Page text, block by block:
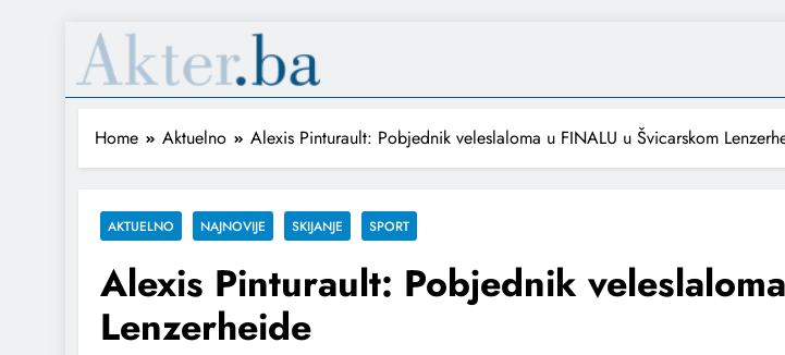
Home Aktuelno Alexis Pinturault: Pobjednik veleslaloma u FINALU u Švicarskom
AKTUELNO NAJNOVIJE SKIJANJE SPORT
Alexis Pinturault: Pobjednik
Lenzerheide